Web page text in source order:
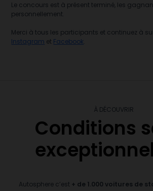
Le concours est à présent terminé, les
personnellement.
Merci à tous les participants et continuez à
Instagram et Facebook
À DÉCOUVRIR
Conditions
Autosphere c’est + de 1.000 voitures de